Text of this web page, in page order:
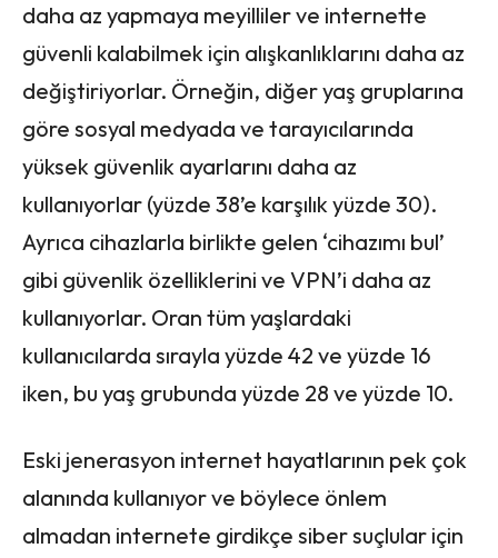
daha az yapmaya meyilliler ve internette
güvenli kalabilmek için alışkanlıklarını daha az
değiştiriyorlar. Örneğin, diğer yaş gruplarına
göre sosyal medyada ve tarayıcılarında
yüksek güvenlik ayarlarını daha az
kullanıyorlar (yüzde 38’e karşılık yüzde 30).
Ayrıca cihazlarla birlikte gelen ‘cihazımı bul’
gibi güvenlik özelliklerini ve VPN’i daha az
kullanıyorlar. Oran tüm yaşlardaki
kullanıcılarda sırayla yüzde 42 ve yüzde 16
iken, bu yaş grubunda yüzde 28 ve yüzde 10.
Eski jenerasyon internet hayatlarının pek çok
alanında kullanıyor ve böylece önlem
almadan internete girdikçe siber suçlular için